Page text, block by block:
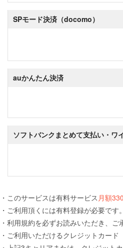
SPモード決済（docomo）
auかんたん決済
ソフトバンクまとめて支払い・ワ
・このサービスは有料サービス 月額
・ご利用頂くには有料登録が必要です。
・利用規約を必ずお読みいただき、
・ご利用いただけるクレジットカー